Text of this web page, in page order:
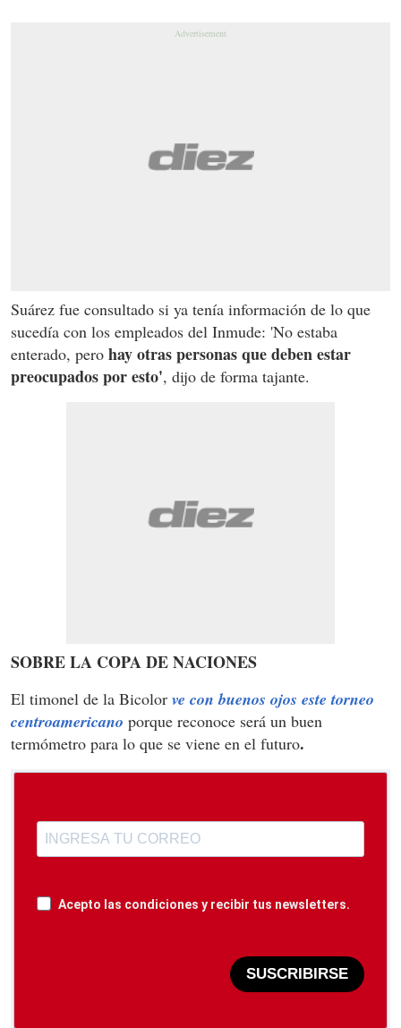
Suárez fue consultado si ya tenía información de lo que
sucedía con los empleados del Inmude: 'No estaba
enterado, pero hay otras personas que deben estar
preocupados por esto', dijo de forma tajante.
SOBRE LA COPA DE NACIONES
El timonel de la Bicolor ve con buenos ojos este torneo
centroamericano porque reconoce será un buen
termómetro para lo que se viene en el futuro.
Acepto las condiciones y recibir tus newsletters.
SUSCRIBIRSE